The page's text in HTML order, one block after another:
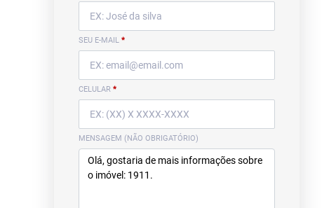
SEU E-MAIL *
CELULAR *
MENSAGEM (NÃO OBRIGATÓRIO)